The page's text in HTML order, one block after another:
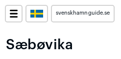
svenskhamnguide.se
Sæbøvika